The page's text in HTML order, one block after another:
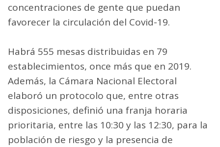
concentraciones de gente que puedan
favorecer la circulación del Covid-19.
Habrá 555 mesas distribuidas en 79
establecimientos, once más que en 2019.
Además, la Cámara Nacional Electoral
elaboró un protocolo que, entre otras
disposiciones, definió una franja horaria
prioritaria, entre las 10:30 y las 12:30, para la
población de riesgo y la presencia de